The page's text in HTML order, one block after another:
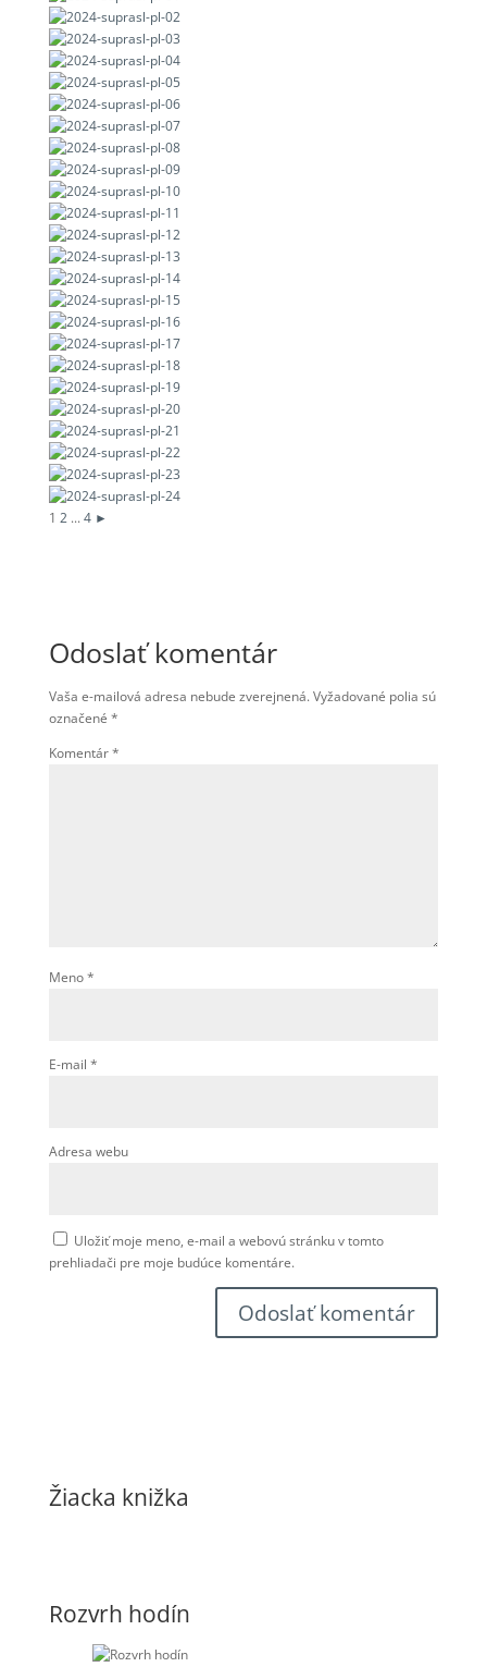
1 2 ...4 ►
Odoslať komentár
Vaša e-mailová adresa nebude zverejnená.Vyžadované polia sú
označené *
Komentár*
Meno*
E-mail *
Adresa webu
Uložiť moje meno, e-mail a webovú stránku v tomto
prehliadači pre moje budúce komentáre.
Žiacka knižka
Rozvrh hodín